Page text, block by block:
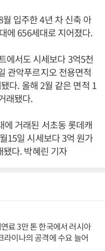
입주한 4년 차 신축 아
에 656세대로 지어졌다.
에서도 시세보다 3억5천
관악푸르지오 전용면적
다. 올해 2월 같은 면적 1
래됐다.
에 거래된 서초동 롯데캐
15일 시세보다 3억 원가
다. 박혜린 기자
료 3만 톤 한국에서 러시아
라이나의 공격에 수요 늘어